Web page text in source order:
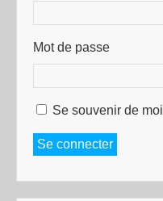
Mot de passe
Se souvenir de moi
Se connecter